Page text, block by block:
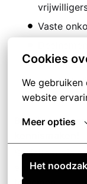
Cookies
We
website
Meer opties
Het
Vaste
Ben jij net zo
Solliciteer via
ernaar om